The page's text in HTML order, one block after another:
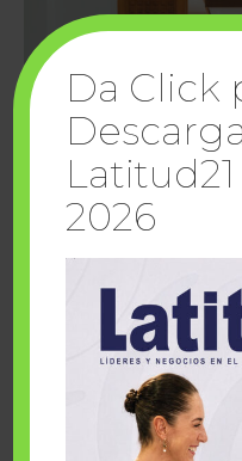
Cuando la
sueños Fairmont
Da Click
2026